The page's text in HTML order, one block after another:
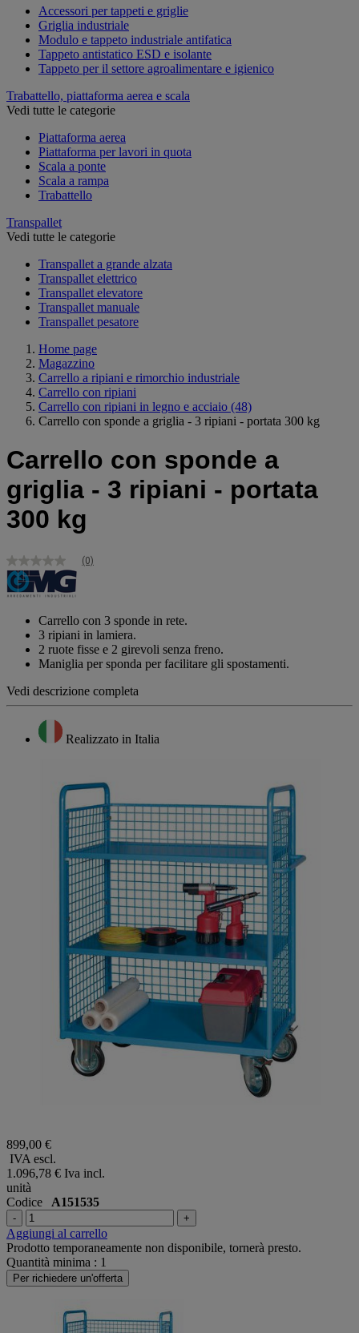
Accessori per tappeti e griglie
Griglia industriale
Modulo e tappeto industriale antifatica
Tappeto antistatico ESD e isolante
Tappeto per il settore agroalimentare e igienico
Trabattello, piattaforma aerea e scala
Vedi tutte le categorie
Piattaforma aerea
Piattaforma per lavori in quota
Scala a ponte
Scala a rampa
Trabattello
Transpallet
Vedi tutte le categorie
Transpallet a grande alzata
Transpallet elettrico
Transpallet elevatore
Transpallet manuale
Transpallet pesatore
Home page
Magazzino
Carrello a ripiani e rimorchio industriale
Carrello con ripiani
Carrello con ripiani in legno e acciaio (48)
Carrello con sponde a griglia - 3 ripiani - portata 300 kg
Carrello con sponde a
griglia - 3 ripiani - portata
300 kg
Nessuna
valutazione
Stesso
pagina.
(0)
Carrello con 3 sponde in rete.
3 ripiani in lamiera.
2 ruote fisse e 2 girevoli senza freno.
Maniglia per sponda per facilitare gli spostamenti.
Vedi descrizione completa
Realizzato in Italia
899,00 €
IVA escl.
1.096,78 € Iva incl.
unità
Codice A151535
- +
Aggiungi al carrello
Prodotto temporaneamente non disponibile, tornerà presto.
Quantità minima : 1
Per richiedere un'offerta